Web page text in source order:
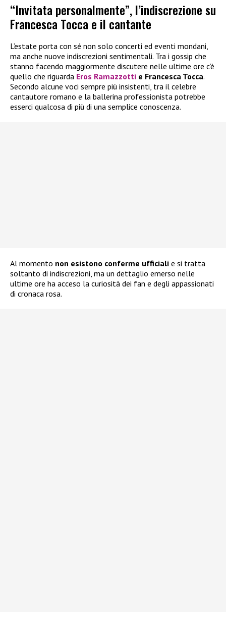
“Invitata personalmente”, l’indiscrezione su
Francesca Tocca e il cantante
L’estate porta con sé non solo concerti ed eventi mondani,
ma anche nuove indiscrezioni sentimentali. Tra i gossip che
stanno facendo maggiormente discutere nelle ultime ore c’è
quello che riguarda Eros Ramazzotti e Francesca Tocca.
Secondo alcune voci sempre più insistenti, tra il celebre
cantautore romano e la ballerina professionista potrebbe
esserci qualcosa di più di una semplice conoscenza.
Al momento non esistono conferme ufficiali e si tratta
soltanto di indiscrezioni, ma un dettaglio emerso nelle
ultime ore ha acceso la curiosità dei fan e degli appassionati
di cronaca rosa.